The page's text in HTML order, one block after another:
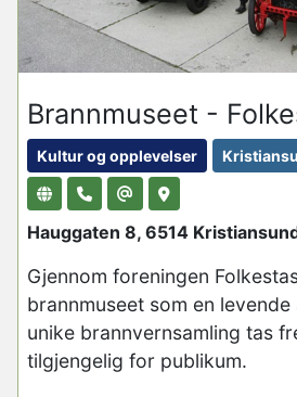
Brannmuseet -
Kultur og opplevelser
Hauggaten 8, 6514
Gjennom foreningen
brannmuseet som en
unike brannvernsamling tas
tilgjengelig for publikum.